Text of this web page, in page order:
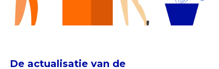
De actualisatie van de